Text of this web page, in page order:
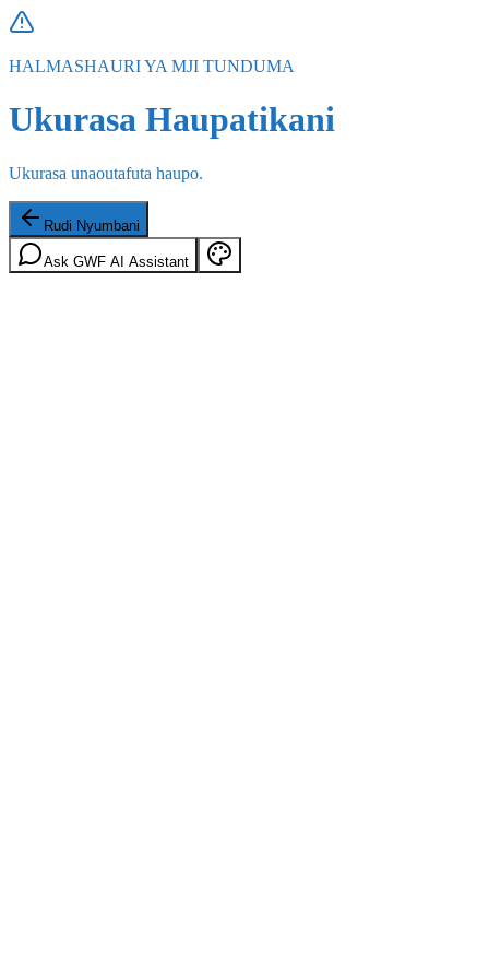
HALMASHAURI YA MJI TUNDUMA
Ukurasa Haupatikani
Ukurasa unaoutafuta haupo.
Rudi Nyumbani
Ask GWF AI Assistant